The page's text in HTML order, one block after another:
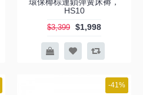
HS10
$3,399 $1,998
-41%